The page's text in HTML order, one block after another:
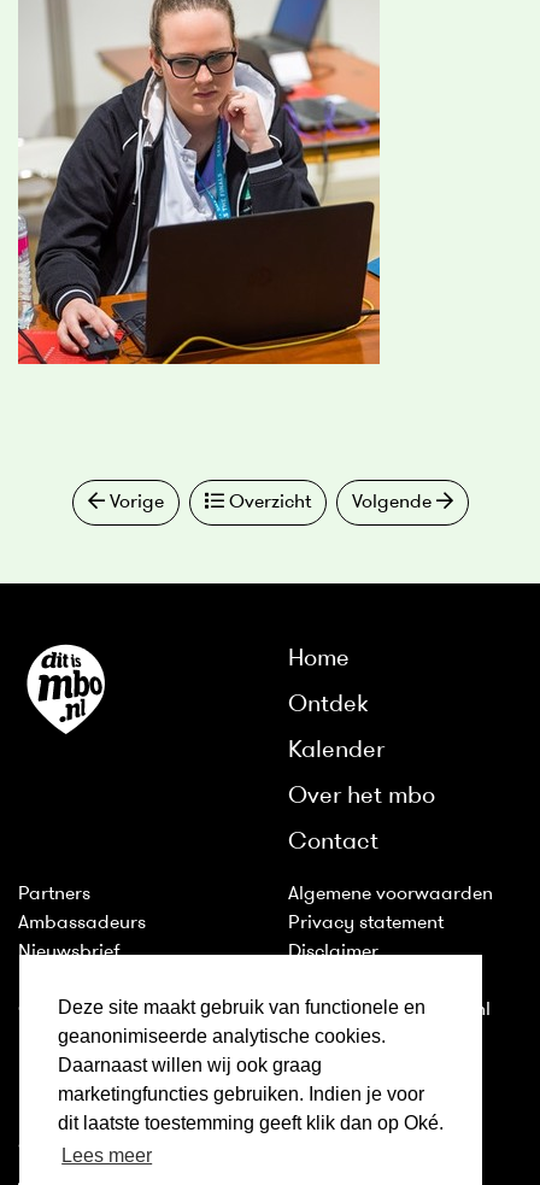
Deze site maakt gebruik van functionele en
geanonimiseerde analytische cookies.
Daarnaast willen wij ook graag
marketingfuncties gebruiken. Indien je voor
dit laatste toestemming geeft klik dan op Oké.
Lees meer
Vorige Overzicht Volgende
Home
Ontdek
Kalender
Over het mbo
Contact
Partners
Ambassadeurs
Nieuwsbrief
Colofon
Algemene voorwaarden
Privacy statement
Disclaimer
2011-2026 © ditismbo.nl
Inloggen
Ditismbo.nl is ook te volgen
op: